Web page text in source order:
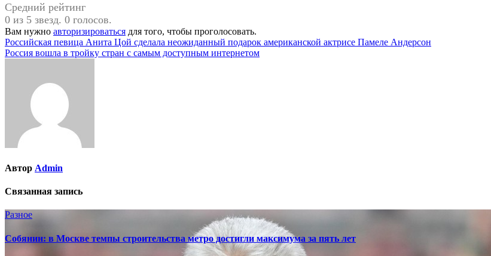
Средний рейтинг
0 из 5 звезд. 0 голосов.
Вам нужно авторизироваться для того, чтобы проголосовать.
Навигация
по
Российская певица Анита Цой сделала неожиданный подарок американской актрисе Памеле Андерсон
Россия вошла в тройку стран с самым доступным интернетом
Автор Admin
Связанная запись
Разное
Собянин: в Москве темпы строительства метро достигли максимума за пять лет